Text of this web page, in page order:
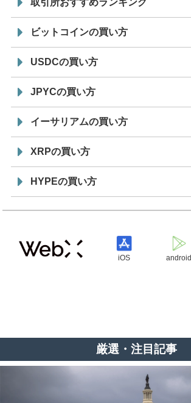
取引所おすすめランキング
ビットコインの買い方
USDCの買い方
JPYCの買い方
イーサリアムの買い方
XRPの買い方
HYPEの買い方
iOS android
厳選・注目記事